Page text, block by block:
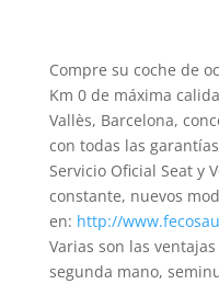
Compre su coche de
Km 0 de máxima
Vallès, Barcelona,
con todas las
Servicio Oficial Seat y
constante, nuevos
en: http://
Varias son las
segunda mano,